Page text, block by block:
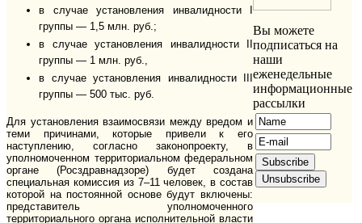
в случае установления инвалидности I
группы — 1,5 млн. руб.;
в случае установления инвалидности II
группы — 1 млн. руб.,
в случае установления инвалидности III
группы — 500 тыс. руб.
Для установления взаимосвязи между вредом и
теми причинами, которые привели к его
наступлению, согласно законопроекту, в
уполномоченном территориальном федеральном
органе (Росздравнадзоре) будет создана
специальная комиссия из 7–11 человек, в состав
которой на постоянной основе будут включены:
представитель уполномоченного
территориального органа исполнительной власти
Вы можете
подписаться на
наши
еженедельные
информационные
рассылки